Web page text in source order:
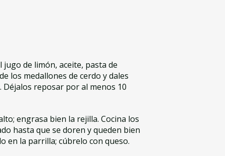
jugo de limón, aceite, pasta de
los medallones de cerdo y dales
reposar por al menos 10
engrasa bien la rejilla. Cocina los
hasta que se doren y queden bien
en la parrilla; cúbrelo con queso.